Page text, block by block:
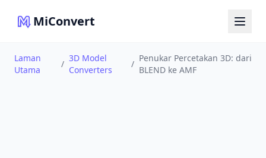
MiConvert
Laman
Utama
/
3D Model
Converters
/
Penukar Percetakan 3D: dari
BLEND ke AMF